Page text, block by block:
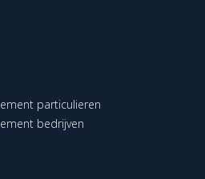
particulieren
bedrijven